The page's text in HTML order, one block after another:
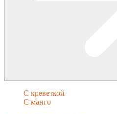
С креветкой
С манго